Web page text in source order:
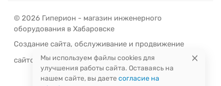
© 2026 Гиперион - магазин инженерного
оборудования в Хабаровске
Создание сайта, обслуживание и продвижение
сайтов
-РЭДЛАЙН
Мы используем файлы cookies для
улучшения работы сайта. Оставаясь на
нашем сайте, вы даете согласие на